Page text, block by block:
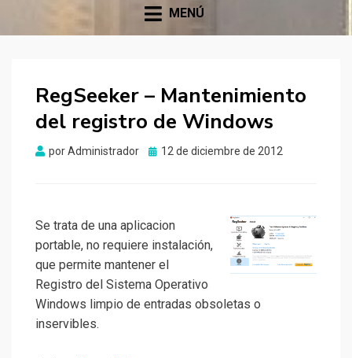
MENÚ
RegSeeker – Mantenimiento
del registro de Windows
porAdministrador
Publicado
12 de diciembre de 2012
Se trata de una aplicacion
portable, no requiere instalación,
que permite mantener el
Registro del Sistema Operativo
Windows limpio de entradas obsoletas o
inservibles.